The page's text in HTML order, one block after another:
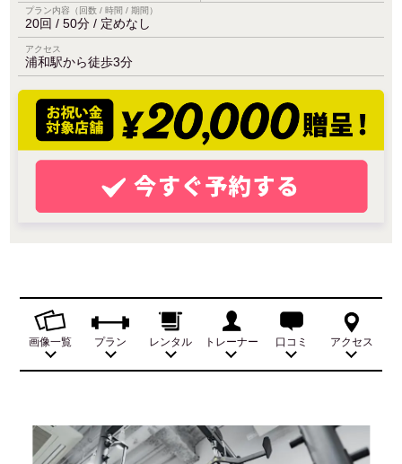
プラン内容（回数 / 時間 / 期間）
20回 / 50分 / 定めなし
アクセス
浦和駅から徒歩3分
画像一覧 プラン レンタル トレーナー 口コミ アクセス